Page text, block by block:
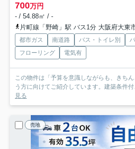
700万円
- / 54.88㎡ / -
片町線「野崎」駅 バス1分 大阪府大東
都市ガス 南道路 バス・トイレ別
フローリング
電気有
この物件は「予算を意識しながらも、きち
う方に向けてご紹介しています。建築条件
見る
売地